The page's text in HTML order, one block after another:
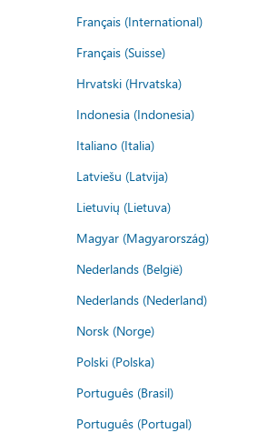
Français (International)
Français (Suisse)
Hrvatski (Hrvatska)
Indonesia (Indonesia)
Italiano (Italia)
Latviešu (Latvija)
Lietuvių (Lietuva)
Magyar (Magyarország)
Nederlands (België)
Nederlands (Nederland)
Norsk (Norge)
Polski (Polska)
Português (Brasil)
Português (Portugal)